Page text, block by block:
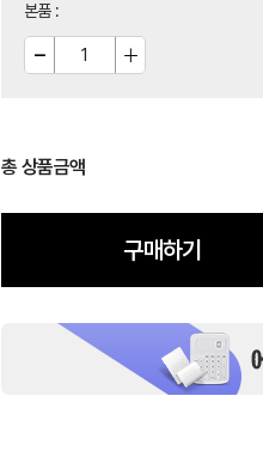
본품:
총 상품금액
구매하기